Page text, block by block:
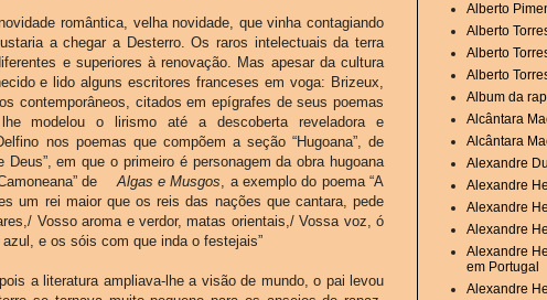
romântica, velha novidade, que vinha contagiando
a chegar a Desterro. Os raros intelectuais da terra
e superiores à renovação. Mas apesar da cultura
e lido alguns escritores franceses em voga: Brizeux,
contemporâneos, citados em epígrafes de seus poemas
modelou o lirismo até a descoberta reveladora e
nos poemas que compõem a seção “Hugoana”, de
Deus”, em que o primeiro é personagem da obra hugoana
de Algas e Musgos , a exemplo do poema “A
um rei maior que os reis das nações que cantara, pede
Vosso aroma e verdor, matas orientais,/ Vossa voz, ó
e os sóis com que inda o festejais”
a literatura ampliava-lhe a visão de mundo, o pai levou
Alberto
Alberto
Alberto
Alberto
Album da
Alcântara
Alcântara
Alexandre
Alexandre
Alexandre
Alexandre
Alexandre
em Portugal
Alexandre